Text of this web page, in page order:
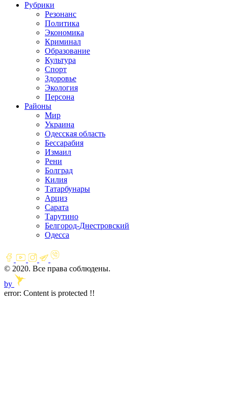
Рубрики
Резонанс
Политика
Экономика
Криминал
Образование
Культура
Спорт
Здоровье
Экология
Персона
Районы
Мир
Украина
Одесская область
Бессарабия
Измаил
Рени
Болград
Килия
Татарбунары
Арциз
Сарата
Тарутино
Белгород-Днестровский
Одесса
© 2020. Все права соблюдены.
by
error: Content is protected !!